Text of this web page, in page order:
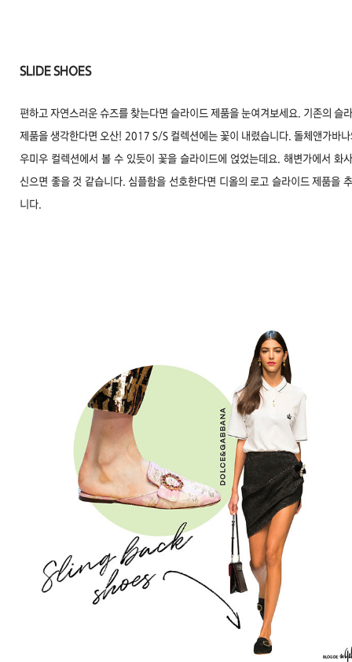
SLIDE SHOES
편하고 자연스러운 슈즈를 찾는다면 슬라이드 제품을 눈여겨보세요. 기존의 슬
제품을 생각한다면 오산! 2017 S/S 컬렉션에는 꽃이 내렸습니다. 돌체앤가바
우미우 컬렉션에서 볼 수 있듯이 꽃을 슬라이드에 얹었는데요. 해변가에서 화
신으면 좋을 것 같습니다. 심플함을 선호한다면 디올의 로고 슬라이드 제품을
니다.